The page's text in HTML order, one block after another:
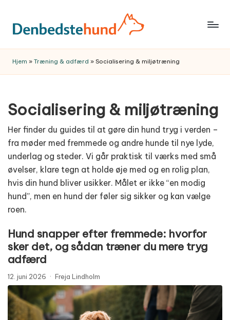
Skip
content
praktiske
til
hundeliv
fra
hvalp
Hjem » Træning & adfærd » Socialisering & miljøtræning
Socialisering & miljøtræning
Her finder du guides til at gøre din hund tryg i verden –
fra møder med fremmede og andre hunde til nye lyde,
underlag og steder. Vi går praktisk til værks med små
øvelser, klare tegn at holde øje med og en rolig plan,
hvis din hund bliver usikker. Målet er ikke “en modig
hund”, men en hund der føler sig sikker og kan vælge
roen.
Hund snapper efter fremmede: hvorfor
sker det, og sådan træner du mere tryg
adfærd
12. juni 2026 · Freja Lindholm